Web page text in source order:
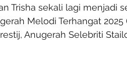
Trisha sekali lagi
Melodi Terhangat
Anugerah Selebriti